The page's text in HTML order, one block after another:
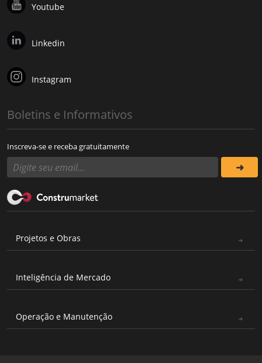
Youtube
Linkedin
Instagram
Boletins e Informativos
Inscreva-se e receba gratuitamente
Projetos e Obras
Inteligência de Mercado
Operação e Manutenção